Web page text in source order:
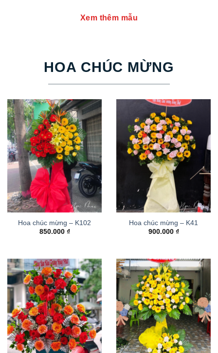
Xem thêm mẫu
HOA CHÚC MỪNG
Hoa chúc mừng – K102
850.000 ₫
Hoa chúc mừng – K41
900.000 ₫